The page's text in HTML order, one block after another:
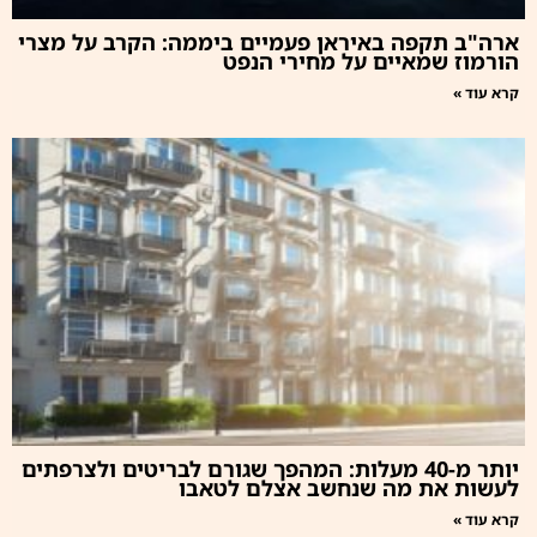
ארה"ב תקפה באיראן פעמיים ביממה: הקרב על מצרי
הורמוז שמאיים על מחירי הנפט
קרא עוד »
יותר מ-40 מעלות: המהפך שגורם לבריטים ולצרפתים
לעשות את מה שנחשב אצלם לטאבו
קרא עוד »